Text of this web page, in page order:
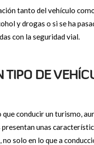
tanto del vehículo
y drogas o si se ha
con la seguridad vial.
TIPO DE
conducir un turismo,
unas
solo en lo que a